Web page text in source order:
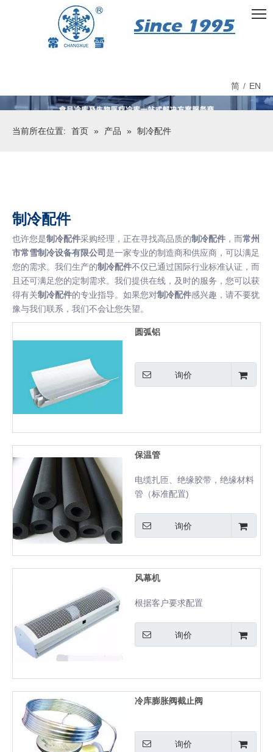
简 / EN
当前所在位置: 首页 » 产品 » 制冷配件
制冷配件
也许您是制冷配件采购经理，正在寻找高品质的制冷配件 ，而常州
市常雪制冷设备有限公司 是一家专业的制造商和供应商，可以满足
您的需求。我们生产的制冷配件不仅已通过国际行业标准认证，而
且还可满足您的定制需求。我们提供在线，及时的服务，您可以获
得有关制冷配件的专业指导。如果您对制冷配件感兴趣，请不要犹
豫与我们联系，我们不会让您失望。
圆弧铝
询价
保温管
电缆扎匝、绝缘胶带，绝缘材料
管（标准配置)
询价
风幕机
根据客户要求配置
询价
冷库膨胀阀截止阀
询价